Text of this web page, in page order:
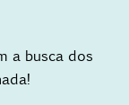
a busca dos